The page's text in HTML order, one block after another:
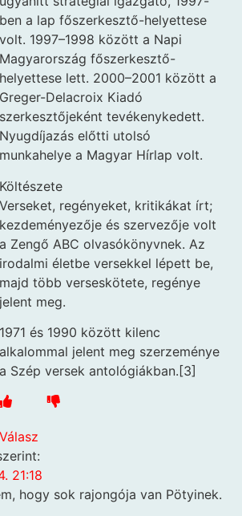
ben a lap főszerkesztő-helyettese
volt. 1997–1998 között a Napi
Magyarország főszerkesztő-
helyettese lett. 2000–2001 között a
Greger-Delacroix Kiadó
szerkesztőjeként tevékenykedett.
Nyugdíjazás előtti utolsó
munkahelye a Magyar Hírlap volt.
Költészete
Verseket, regényeket, kritikákat írt;
kezdeményezője és szervezője volt
a Zengő ABC olvasókönyvnek. Az
irodalmi életbe versekkel lépett be,
majd több verseskötete, regénye
jelent meg.
1971 és 1990 között kilenc
alkalommal jelent meg szerzeménye
a Szép versek antológiákban.[3]
Válasz
21:18
hogy sok rajongója van Pötyinek.